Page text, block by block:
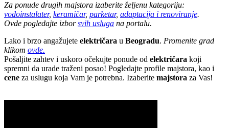
Za ponude drugih majstora izaberite željenu kategoriju:
vodoinstalater, keramičar, parketar, adaptacija i renoviranje.
Ovde pogledajte izbor svih usluga na portalu.
Lako i brzo angažujete električara u Beogradu. Promenite grad
klikom ovde.
Pošaljite zahtev i uskoro očekujte ponude od električara koji
spremni da urade traženi posao! Pogledajte profile majstora, kao i
cene za uslugu koja Vam je potrebna. Izaberite majstora za Vas!